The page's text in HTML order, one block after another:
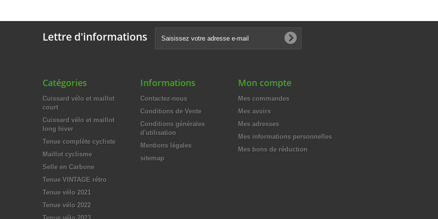
Lettre d'informations
Catégories
Cuissard vélo et maillot
court
Cuissard vélo et maillot
long hiver
Tenue complète cycliste
Maillot cyclisme
Selle en Carbone
Tenue VINTAGE rétro
Tenue vélo 2021
Tenue vélo 2022
Informations
Contactez-nous
Conditions de Vente
Conditions générales
d'utilisation
Mentions légales
sitemap
Mon compte
Mes commandes
Mes avoirs
Mes adresses
Mes informations personnelles
Mes bons de réduction